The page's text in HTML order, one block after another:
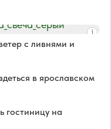
с ливнями и
в ярославском
гостиницу на